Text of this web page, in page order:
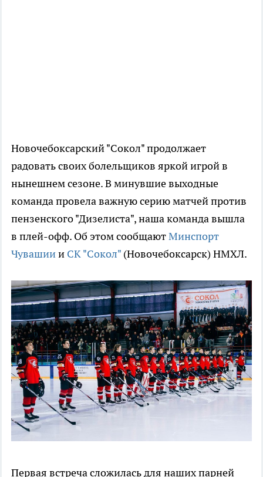
Новочебоксарский "Сокол" продолжает
радовать своих болельщиков яркой игрой в
нынешнем сезоне. В минувшие выходные
команда провела важную серию матчей против
пензенского "Дизелиста", наша команда вышла
в плей-офф. Об этом сообщаютМинспорт
Чувашиии СК "Сокол" (Новочебоксарск) НМХЛ.
Первая встреча сложилась для наших парней